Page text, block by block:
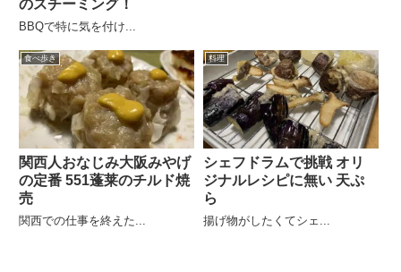
のスチーミング！
BBQで特に気を付け...
食べ歩き
関西人おなじみ大阪みやげ
の定番 551蓬莱のチルド焼
売
関西での仕事を終えた...
料理
シェフドラムで挑戦 オリ
ジナルレシピに無い 天ぷ
ら
揚げ物がしたくてシェ...